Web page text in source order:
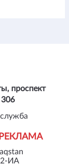
ИА
РЕКЛАМА
проспект